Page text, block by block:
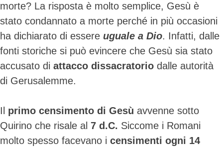
morte? La risposta è molto semplice, Gesù è
stato condannato a morte perché in più occasioni
ha dichiarato di essere uguale a Dio. Infatti, dalle
fonti storiche si può evincere che Gesù sia stato
accusato di attacco dissacratorio dalle autorità
di Gerusalemme.
Il primo censimento di Gesù avvenne sotto
Quirino che risale al 7 d.C. Siccome i Romani
molto spesso facevano i censimenti ogni 14